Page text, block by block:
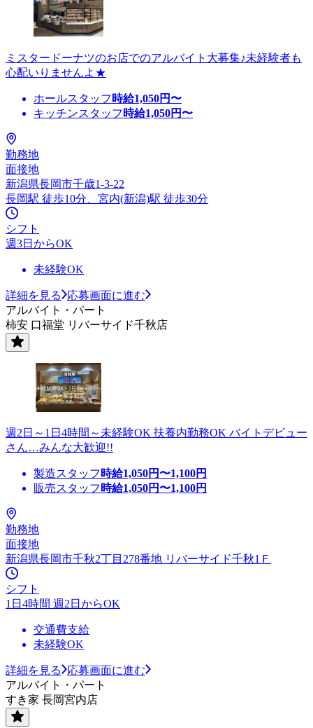
ミスタードーナツのお店でのアルバイト大募集♪未経験者も
心配いりませんよ★
ホールスタッフ 時給1,050円〜
キッチンスタッフ 時給1,050円〜
勤務地
面接地
新潟県長岡市千歳1-3-22
長岡駅 徒歩10分、宮内(新潟)駅 徒歩30分
シフト
週3日からOK
未経験OK
詳細を見る
応募画面に進む
アルバイト・パート
柿安 口福堂 リバーサイド千秋店
週2日～1日4時間～未経験OK 扶養内勤務OK バイトデビュー
さん…みんな大歓迎!!
製造スタッフ 時給1,050円〜1,100円
販売スタッフ 時給1,050円〜1,100円
勤務地
面接地
新潟県長岡市千秋2丁目278番地 リバーサイド千秋1Ｆ
シフト
1日4時間 週2日からOK
交通費支給
未経験OK
詳細を見る
応募画面に進む
アルバイト・パート
すき家 長岡宮内店